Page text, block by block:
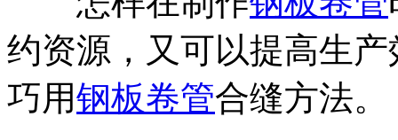
约资源，又可以提高生
巧用钢板卷管合缝方法。